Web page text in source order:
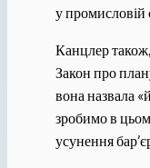
у промисловій
Канцлер
Закон про
вона назвала
зробимо в
усунення